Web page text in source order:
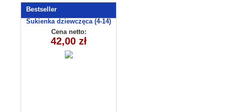
Bestseller
Sukienka dziewczęca (4-14)
C3009
Cena netto:
42,00 zł